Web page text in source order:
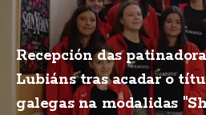
Recepción das
Lubiáns tras acadar o
galegas na modalidas